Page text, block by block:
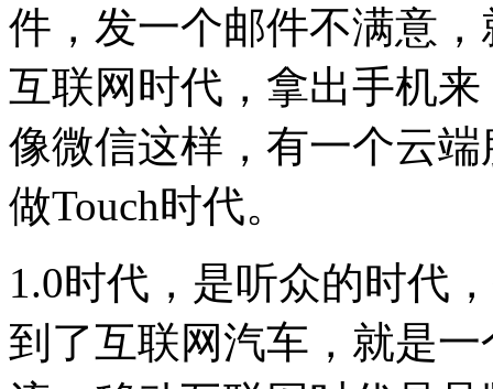
件，发一个邮件不满意
互联网时代，拿出手机
像微信这样，有一个云
做Touch时代。
1.0时代，是听众的时代
到了互联网汽车，就是